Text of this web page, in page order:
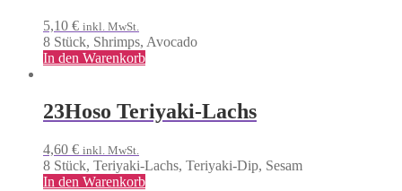
5,10 € inkl. MwSt.
8 Stück, Shrimps, Avocado
In den Warenkorb
23Hoso Teriyaki-Lachs
4,60 € inkl. MwSt.
8 Stück, Teriyaki-Lachs, Teriyaki-Dip, Sesam
In den Warenkorb